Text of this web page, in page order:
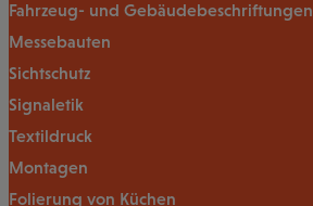
Fahrzeug- und Gebäudebeschriftungen
Messebauten
Sichtschutz
Signaletik
Textildruck
Montagen
Folierung von Küchen